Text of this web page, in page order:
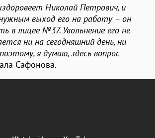
Николай Петрович, и
выход его на работу – он
в лицее №37. Увольнение его не
ни на сегодняшний день, ни
я думаю, здесь вопрос
Сафонова.